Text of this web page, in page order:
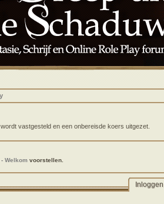
vastgesteld en een onbereisde koers uitgezet.
Welkom voorstellen.
Inloggen